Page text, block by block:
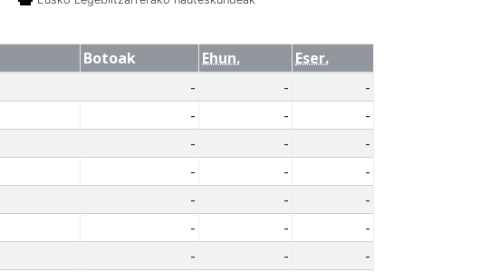
Botoak Ehun.
Eser.
- -
-
- -
-
- -
-
- -
-
- -
-
- -
-
- -
-